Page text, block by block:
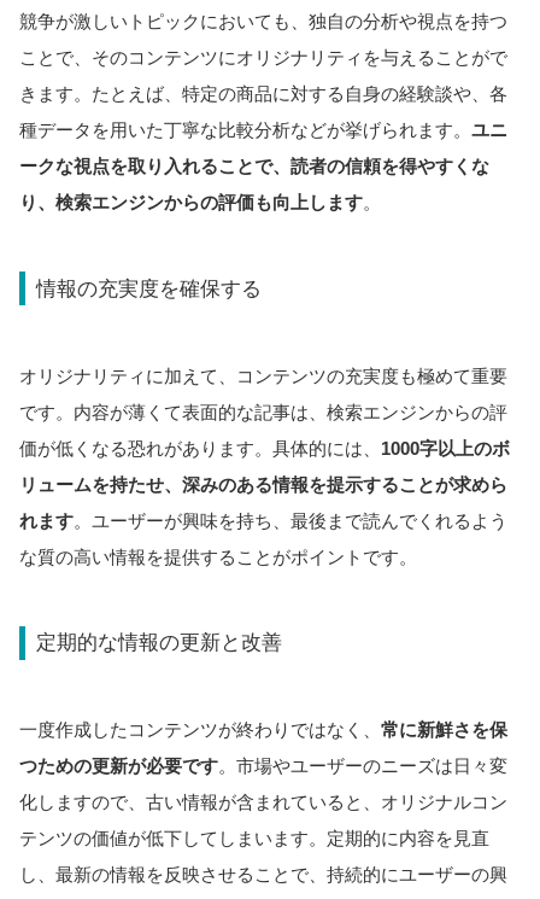
競争が激しいトピックにおいても、独自の分析や視点を持つ
ことで、そのコンテンツにオリジナリティを与えることがで
きます。たとえば、特定の商品に対する自身の経験談や、各
種データを用いた丁寧な比較分析などが挙げられます。 ユニ
ークな視点を取り入れることで、読者の信頼を得やすくな
り、検索エンジンからの評価も向上します。
情報の充実度を確保する
オリジナリティに加えて、コンテンツの充実度も極めて重要
です。内容が薄くて表面的な記事は、検索エンジンからの評
価が低くなる恐れがあります。具体的には、 1000字以上のボ
リュームを持たせ、深みのある情報を提示することが求めら
れます。ユーザーが興味を持ち、最後まで読んでくれるよう
な質の高い情報を提供することがポイントです。
定期的な情報の更新と改善
一度作成したコンテンツが終わりではなく、 常に新鮮さを保
つための更新が必要です。市場やユーザーのニーズは日々変
化しますので、古い情報が含まれていると、オリジナルコン
テンツの価値が低下してしまいます。定期的に内容を見直
し、最新の情報を反映させることで、持続的にユーザーの興